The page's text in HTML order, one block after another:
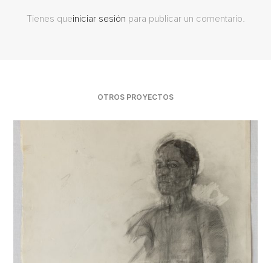
Tienes queiniciar sesión para publicar un comentario.
OTROS PROYECTOS